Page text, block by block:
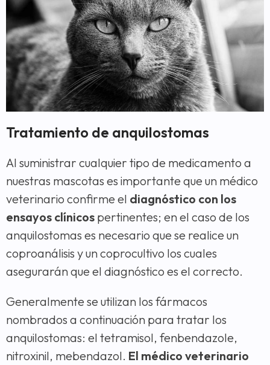
Tratamiento de anquilostomas
Al suministrar cualquier tipo de medicamento a
nuestras mascotas es importante que un médico
veterinario confirme el diagnóstico con los
ensayos clínicos pertinentes; en el caso de los
anquilostomas es necesario que se realice un
coproanálisis y un coprocultivo los cuales
asegurarán que el diagnóstico es el correcto.
Generalmente se utilizan los fármacos
nombrados a continuación para tratar los
anquilostomas: el tetramisol, fenbendazole,
nitroxinil, mebendazol. El médico veterinario